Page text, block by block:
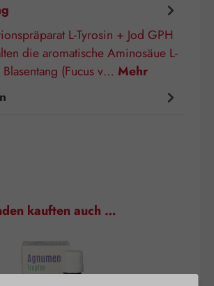
L-Tyrosin + Jod GPH
die aromatische Aminosäue L-
(Fucus v… Mehr
kauften auch …